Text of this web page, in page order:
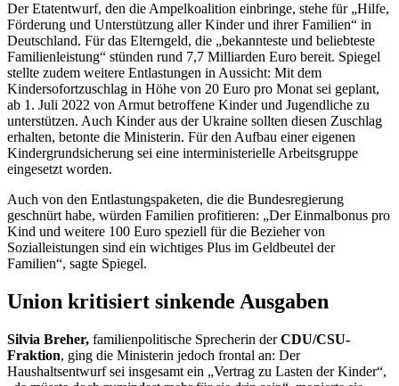
Der Etatentwurf, den die Ampelkoalition einbringe, stehe für „Hilfe,
Förderung und Unterstützung aller Kinder und ihrer Familien“ in
Deutschland. Für das Elterngeld, die „bekannteste und beliebteste
Familienleistung“ stünden rund 7,7 Milliarden Euro bereit. Spiegel
stellte zudem weitere Entlastungen in Aussicht: Mit dem
Kindersofortzuschlag in Höhe von 20 Euro pro Monat sei geplant,
ab 1. Juli 2022 von Armut betroffene Kinder und Jugendliche zu
unterstützen. Auch Kinder aus der Ukraine sollten diesen Zuschlag
erhalten, betonte die Ministerin. Für den Aufbau einer eigenen
Kindergrundsicherung sei eine interministerielle Arbeitsgruppe
eingesetzt worden.
Auch von den Entlastungspaketen, die die Bundesregierung
geschnürt habe, würden Familien profitieren: „Der Einmalbonus pro
Kind und weitere 100 Euro speziell für die Bezieher von
Sozialleistungen sind ein wichtiges Plus im Geldbeutel der
Familien“, sagte Spiegel.
Union kritisiert sinkende Ausgaben
Silvia Breher, familienpolitische Sprecherin derCDU/CSU-
Fraktion, ging die Ministerin jedoch frontal an: Der
Haushaltsentwurf sei insgesamt ein „Vertrag zu Lasten der Kinder“,